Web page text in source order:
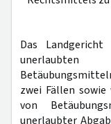
Das
zwei Fällen
von
unerlaubter